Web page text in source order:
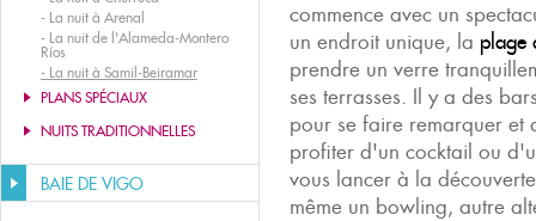
- La nuit à Arenal
- La nuit de l'Alameda-Montero
Ríos
- La nuit à Samil-Beiramar
PLANS SPÉCIAUX
NUITS TRADITIONNELLES
BAIE DE VIGO
commence avec un
un endroit unique, la plage
prendre un verre
ses terrasses. Il y a des
pour se faire remarquer et
profiter d'un cocktail ou
vous lancer à la
même un bowling, autre